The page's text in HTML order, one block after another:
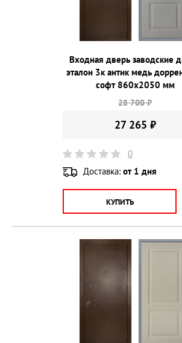
Входная дверь заводские
эталон 3к антик медь
софт 860х2050 мм
28 700 ₽
27 265 ₽
0
Доставка: от 1 дня
КУПИТЬ